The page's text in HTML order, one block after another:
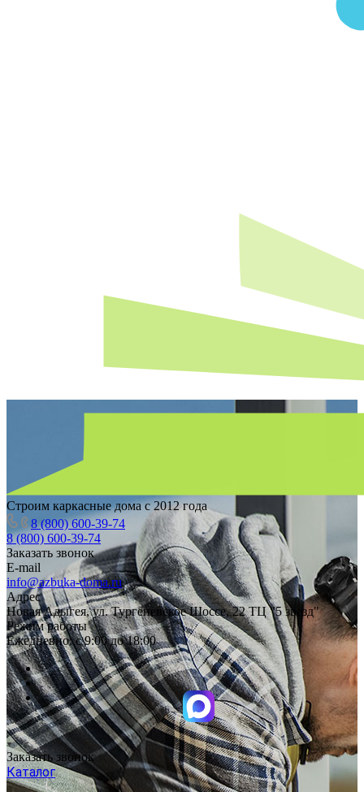
Строим каркасные дома с 2012 года
8 (800) 600-39-74
8 (800) 600-39-74
Заказать звонок
E-mail
info@azbuka-doma.ru
Адрес
Новая Адыгея, ул. Тургеневское Шоссе, 22 ТЦ "5 звезд"
Режим работы
Ежедневно: с 9:00 до 18:00
Заказать звонок
Каталог